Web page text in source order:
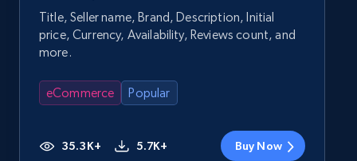
Title, Seller name, Brand, Description, Initial
price, Currency, Availability, Reviews count, and
more.
eCommerce Popular
35.3K+ 5.7K+ Buy Now